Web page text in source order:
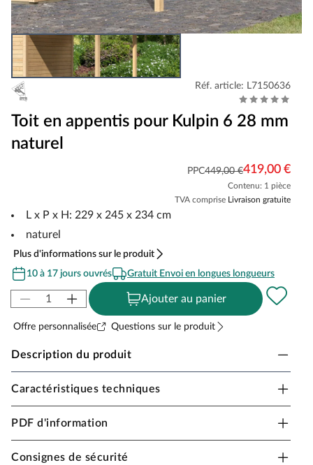
Réf. article: L7150636
Toit en appentis pour Kulpin 6 28 mm
naturel
PPC449,00 €419,00 €
Contenu: 1 pièce
TVA comprise Livraison gratuite
L x P x H: 229 x 245 x 234 cm
naturel
Plus d'informations sur le produit
10 à 17 jours ouvrés
Gratuit Envoi en longues longueurs
Ajouter au panier
Offre personnalisée Questions sur le produit
Description du produit
KARIBU Toit allongé pour abri de jardin « Kulpin 6 »
naturel
Caractéristiques techniques
PDF d'information
Consignes de sécurité